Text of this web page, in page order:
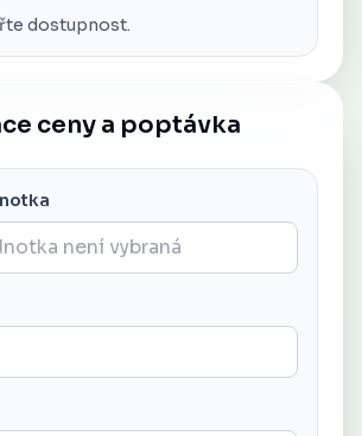
dostupnost.
ceny a poptávka